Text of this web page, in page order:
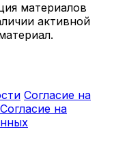
материалов
активной
Согласие на
Согласие на